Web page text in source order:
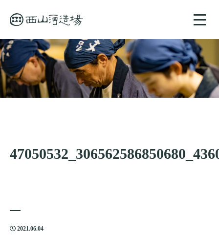
toggle
2021.06.04